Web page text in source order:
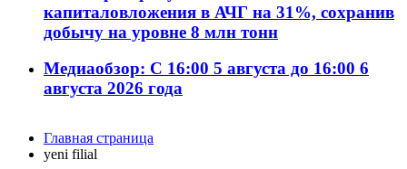
капиталовложения в АЧГ на 31%, сохранив
добычу на уровне 8 млн тонн
Медиаобзор: С 16:00 5 августа до 16:00 6
августа 2026 года
Главная страница
yeni filial